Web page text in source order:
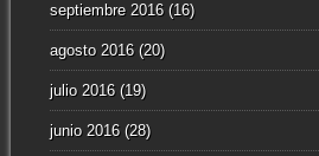
septiembre 2016(16)
agosto 2016(20)
julio 2016(19)
junio 2016(28)